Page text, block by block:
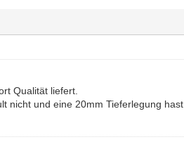
Qualität liefert.
nicht und eine 20mm Tieferlegung